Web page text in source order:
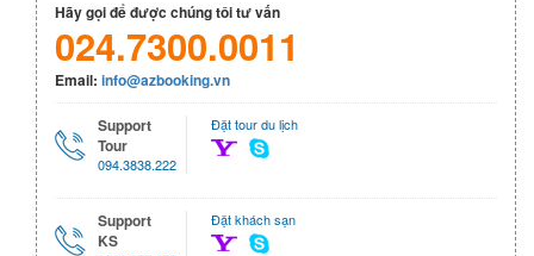
Hãy gọi để được chúng tôi tư vấn
024.7300.0011
Email: info@azbooking.vn
Support
Tour
094.3838.222
Đặt tour du lịch
Support
KS
Đặt khách sạn